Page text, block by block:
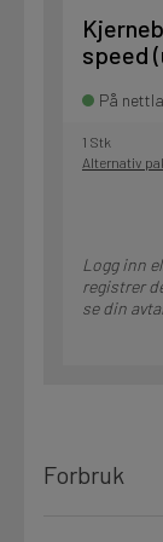
speed
På
1 Stk
Alternativ
Logg inn
registrer
se din
Forbruk